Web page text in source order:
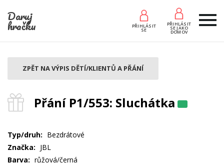
Daruj
hračku PŘIHLÁSIT
SE
PŘIHLÁSIT
SE JAKO
DOMOV
Přání P1/553: Sluchátka
ZPĚT NA VÝPIS DĚTÍ/KLIENTŮ A PŘÁNÍ
Typ/druh: Bezdrátové
Značka: JBL
Barva: růžová/černá